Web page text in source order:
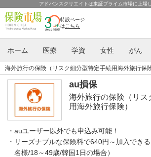
アドバンスクリエイトは東証プライム市場に上場
特設ページ
は こちら
ホーム 医療 学資 女性 がん
海外旅行の保険（リスク細分型特定手続用海外旅行保険
au損保
海外旅行の保険（リス
用海外旅行保険）
・auユーザー以外でも申込み可能！
・リーズナブルな保険料で640円～加入でき
名様/18～49歳/韓国1日の場合）